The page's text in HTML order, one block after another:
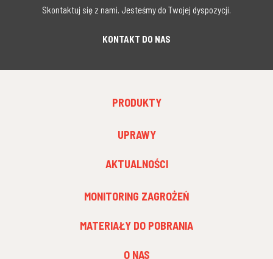
Skontaktuj się z nami. Jesteśmy do Twojej dyspozycji.
KONTAKT DO NAS
PRODUKTY
UPRAWY
AKTUALNOŚCI
MONITORING ZAGROŻEŃ
MATERIAŁY DO POBRANIA
O NAS